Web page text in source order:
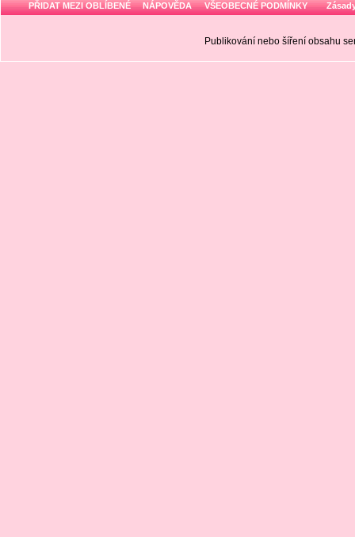
PŘIDAT MEZI OBLÍBENÉ NÁPOVĚDA VŠEOBECNÉ PODMÍNKY
Publikování nebo šíření obsahu